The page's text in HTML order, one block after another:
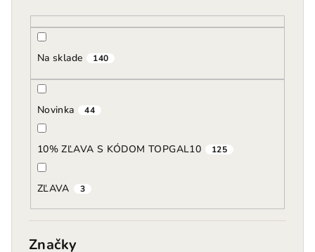
Na sklade 140
Novinka 44
10% ZĽAVA S KÓDOM TOPGAL10 125
ZĽAVA 3
Značky